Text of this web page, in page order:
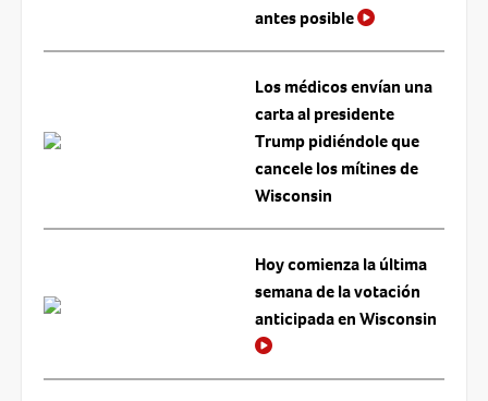
antes posible
Los médicos envían una
carta al presidente
Trump pidiéndole que
cancele los mítines de
Wisconsin
Hoy comienza la última
semana de la votación
anticipada en Wisconsin